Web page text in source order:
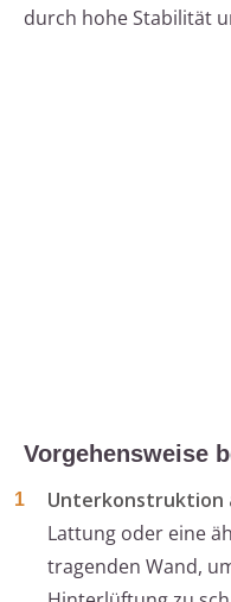
durch hohe Stabilität
Vorgehensweise
Unterkonstruktion
Lattung oder eine
tragenden Wand,